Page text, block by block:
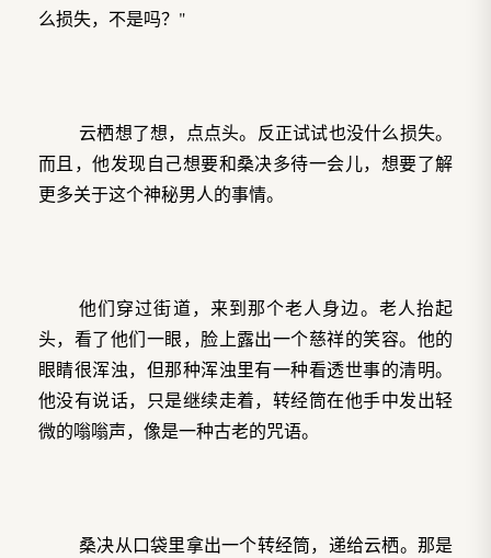
么损失，不是吗？"
云栖想了想，点点头。反正试试也没什么损失。
而且，他发现自己想要和桑决多待一会儿，想要了解
更多关于这个神秘男人的事情。
他们穿过街道，来到那个老人身边。老人抬起
头，看了他们一眼，脸上露出一个慈祥的笑容。他的
眼睛很浑浊，但那种浑浊里有一种看透世事的清明。
他没有说话，只是继续走着，转经筒在他手中发出轻
微的嗡嗡声，像是一种古老的咒语。
桑决从口袋里拿出一个转经筒，递给云栖。那是